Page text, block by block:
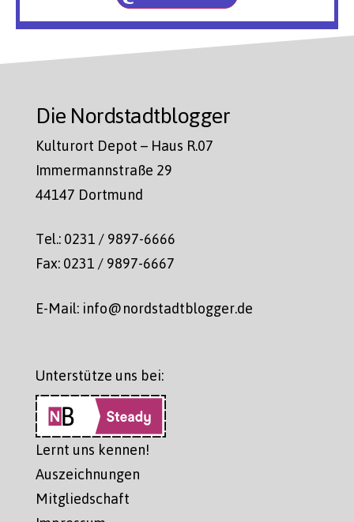
Die Nordstadtblogger
Kulturort Depot – Haus R.07
Immermannstraße 29
44147 Dortmund
Tel.: 0231 / 9897-6666
Fax: 0231 / 9897-6667
E-Mail: info@nordstadtblogger.de
Unterstütze uns bei:
Lernt uns kennen!
Auszeichnungen
Mitgliedschaft